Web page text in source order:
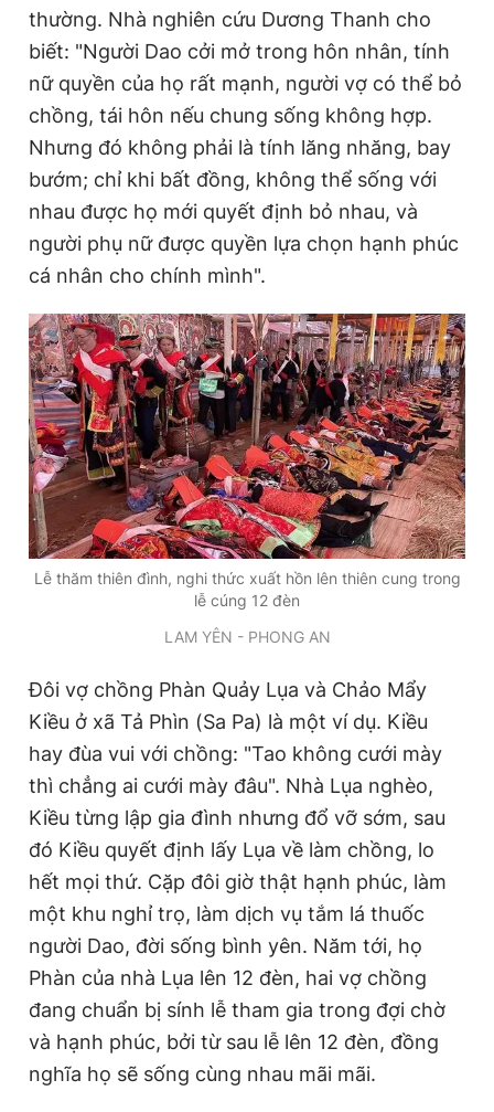
thường. Nhà nghiên cứu Dương Thanh cho
biết: "Người Dao cởi mở trong hôn nhân, tính
nữ quyền của họ rất mạnh, người vợ có thể bỏ
chồng, tái hôn nếu chung sống không hợp.
Nhưng đó không phải là tính lăng nhăng, bay
bướm; chỉ khi bất đồng, không thể sống với
nhau được họ mới quyết định bỏ nhau, và
người phụ nữ được quyền lựa chọn hạnh phúc
cá nhân cho chính mình".
Lễ thăm thiên đình, nghi thức xuất hồn lên thiên cung trong
lễ cúng 12 đèn
LAM YÊN - PHONG AN
Đôi vợ chồng Phàn Quảy Lụa và Chảo Mẩy
Kiều ở xã Tả Phìn (Sa Pa) là một ví dụ. Kiều
hay đùa vui với chồng: "Tao không cưới mày
thì chẳng ai cưới mày đâu". Nhà Lụa nghèo,
Kiều từng lập gia đình nhưng đổ vỡ sớm, sau
đó Kiều quyết định lấy Lụa về làm chồng, lo
hết mọi thứ. Cặp đôi giờ thật hạnh phúc, làm
một khu nghỉ trọ, làm dịch vụ tắm lá thuốc
người Dao, đời sống bình yên. Năm tới, họ
Phàn của nhà Lụa lên 12 đèn, hai vợ chồng
đang chuẩn bị sính lễ tham gia trong đợi chờ
và hạnh phúc, bởi từ sau lễ lên 12 đèn, đồng
nghĩa họ sẽ sống cùng nhau mãi mãi.